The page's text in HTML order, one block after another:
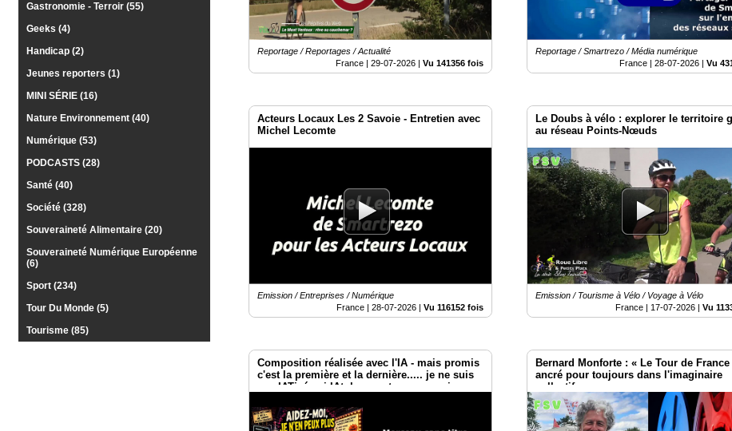
Blogs
Inscription
annuaire
Accès
Gastronomie - Terroir (55)
Geeks (4)
Handicap (2)
Jeunes reporters (1)
MINI SÉRIE (16)
Nature Environnement (40)
Numérique (53)
PODCASTS (28)
Santé (40)
Société (328)
Souveraineté Alimentaire (20)
Souveraineté Numérique Européenne
(6)
Sport (234)
Tour Du Monde (5)
Tourisme (85)
Reportage / Reportages / Actualité
France |29-07-2026 |Vu 141356 fois
Reportage / Smartrezo / Média numérique
France | 28-07-2026| Vu
Acteurs Locaux Les 2 Savoie - Entretien avec
Michel Lecomte
Emission / Entreprises / Numérique
France |28-07-2026 |Vu 116152 fois
Le Doubs à vélo : explorer le territoire
au réseau Points-Nœuds
Emission / Tourisme à Vélo / Voyage à Vélo
France | 17-07-2026| Vu
Composition réalisée avec l'IA - mais promis
c'est la première et la dernière..... je ne suis
pas IATisée ni IAtubeuse et encore moins
Bernard Monforte : « Le Tour de France
ancré pour toujours dans l'imaginaire
collectif. »